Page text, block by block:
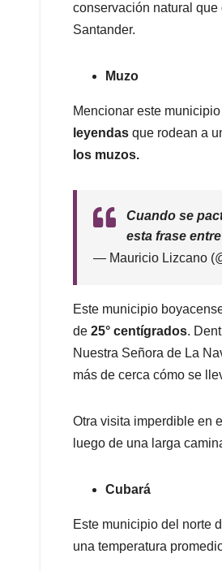
conservación natural
Santander.
Muzo
Mencionar este
leyendas que rodean a
los muzos.
Cuando se
esta frase
— Mauricio Lizcano
Este municipio
de 25° centígrados.
Nuestra Señora de La
más de cerca cómo se
Otra visita imperdible en
luego de una larga
Cubará
Este municipio del norte
una temperatura